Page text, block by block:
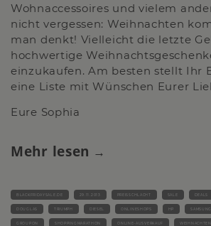
Wohnaccessoires und vielem
nicht vergessen: Weihnachten
man denkt! Vielleicht die letzte
hochwertige
einzukaufen. Am besten stellt Ihr
eine Liste mit Wünschen Eurer
Eure Sophia
Mehr lesen
BLACKFRIDAYSALE.DE 29.11.2013 PREISSCHLACHT SALE DEALS
DOUGLAS TRIUMPH DIESEL ONLINESHOPS HP SAMSUNG
GROUPON SHOPPINGMARATHON ONLINE-AUSVERKAUF WEIHNACHTEN